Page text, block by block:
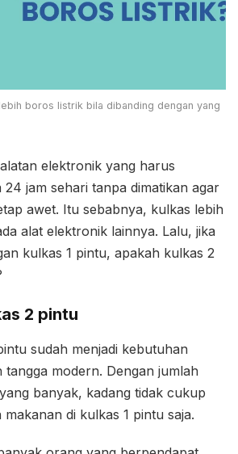
boros listrik bila dibanding dengan yang
elektronik yang harus
24 jam sehari tanpa dimatikan agar
awet. Itu sebabnya, kulkas lebih
alat elektronik lainnya. Lalu, jika
kulkas 1 pintu, apakah kulkas 2
2 pintu
sudah menjadi kebutuhan
modern. Dengan jumlah
banyak, kadang tidak cukup
di kulkas 1 pintu saja.